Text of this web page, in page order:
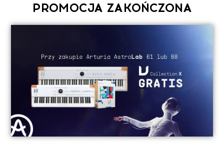
PROMOCJA ZAKOŃCZONA